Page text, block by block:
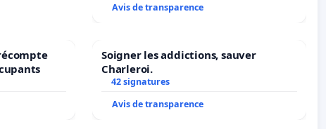
Avis de transparence
Soigner les addictions, sauver
Charleroi.
42 signatures
Avis de transparence